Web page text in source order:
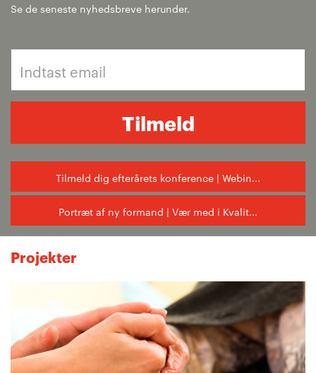
Se de seneste nyhedsbreve herunder.
Tilmeld
Tilmeld dig efterårets konference | Webin...
Portræt af ny formand | Vær med i Kvalit...
Projekter